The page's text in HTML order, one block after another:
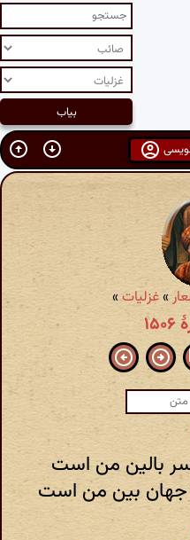
»غزلیات»
بالین من است
بین من است